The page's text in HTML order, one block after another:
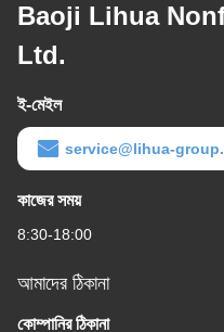
Baoji Lihua
Ltd.
ই-মেইল
service@lihua-
কাজের সময়
8:30-18:00
আমাদের ঠিকানা
কোম্পানির ঠিকানা